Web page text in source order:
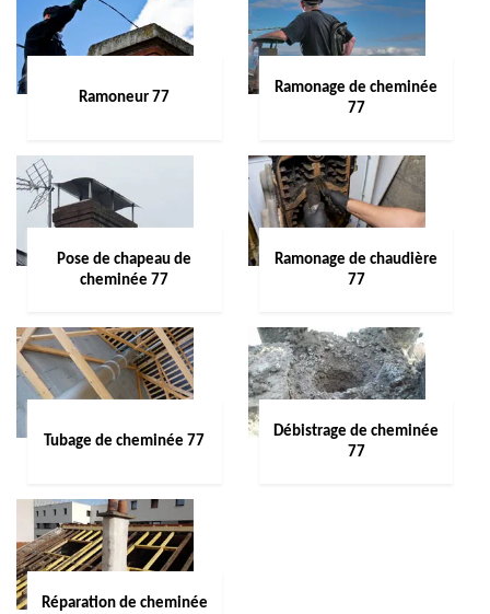
Ramoneur 77
Ramonage de cheminée
77
Pose de chapeau de
cheminée 77
Ramonage de chaudière
77
Tubage de cheminée 77
Débistrage de cheminée
77
Réparation de cheminée